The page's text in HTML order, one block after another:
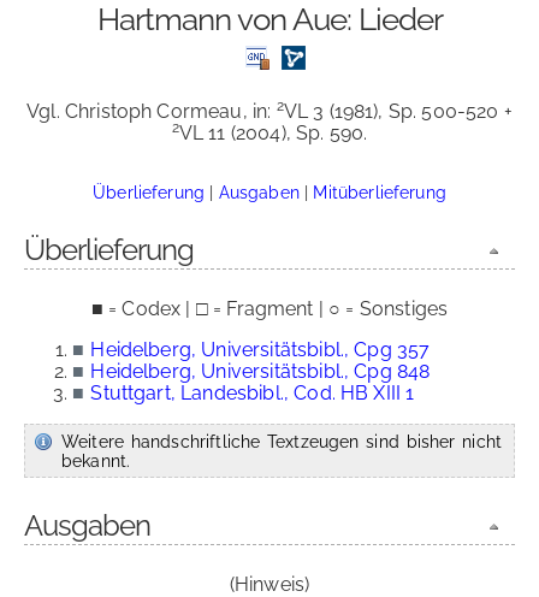
Hartmann von Aue: Lieder
Vgl. Christoph Cormeau, in: 2VL 3 (1981), Sp. 500-520 +
2VL 11 (2004), Sp. 590.
Überlieferung | Ausgaben| Mitüberlieferung
Überlieferung
■ = Codex | □ = Fragment | ○ = Sonstiges
■ Heidelberg, Universitätsbibl., Cpg 357
■ Heidelberg, Universitätsbibl., Cpg 848
■ Stuttgart, Landesbibl., Cod. HB XIII 1
Weitere handschriftliche Textzeugen sind bisher nicht
bekannt.
Ausgaben
(Hinweis)